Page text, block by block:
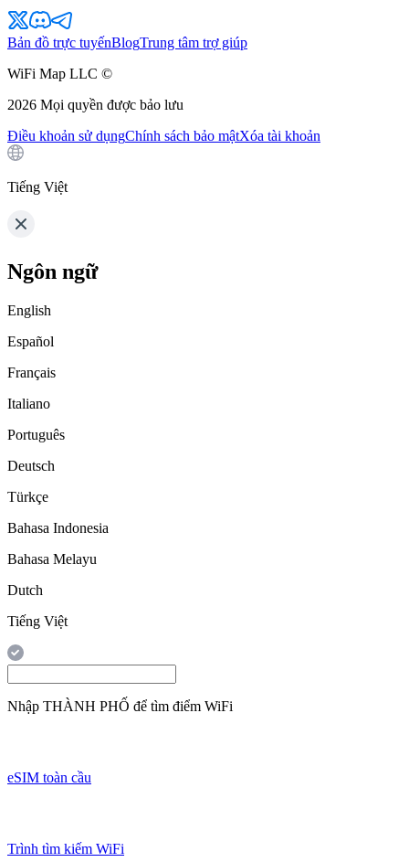
Bản đồ trực tuyếnBlogTrung tâm trợ giúp
WiFi Map LLC ©
2026 Mọi quyền được bảo lưu
Điều khoản sử dụngChính sách bảo mậtXóa tài khoản
Tiếng Việt
Ngôn ngữ
English
Español
Français
Italiano
Português
Deutsch
Türkçe
Bahasa Indonesia
Bahasa Melayu
Dutch
Tiếng Việt
Nhập THÀNH PHỐ để tìm điểm WiFi
eSIM toàn cầu
Trình tìm kiếm WiFi